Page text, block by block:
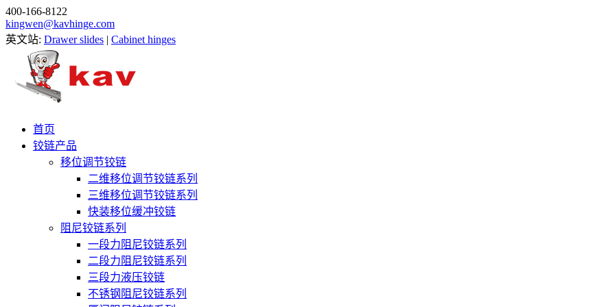
400-166-8122
kingwen@kavhinge.com
英文站: Drawer slides | Cabinet hinges
首页
铰链产品
移位调节铰链
二维移位调节铰链系列
三维移位调节铰链系列
快装移位缓冲铰链
阻尼铰链系列
一段力阻尼铰链系列
二段力阻尼铰链系列
三段力液压铰链
不锈钢阻尼铰链系列